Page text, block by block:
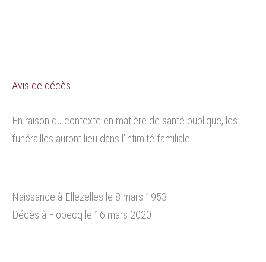
Avis de décès.
En raison du contexte en matière de santé publique, les
funérailles auront lieu dans l’intimité familiale.
Naissance à Ellezelles le 8 mars 1953
Décès à Flobecq le 16 mars 2020